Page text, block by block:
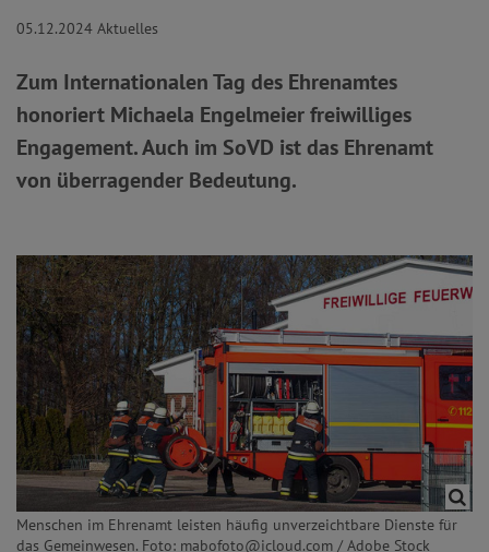
05.12.2024 Aktuelles
Zum Internationalen Tag des Ehrenamtes
honoriert Michaela Engelmeier freiwilliges
Engagement. Auch im SoVD ist das Ehrenamt
von überragender Bedeutung.
Menschen im Ehrenamt leisten häufig unverzeichtbare Dienste für
das Gemeinwesen. Foto: mabofoto@icloud.com / Adobe Stock